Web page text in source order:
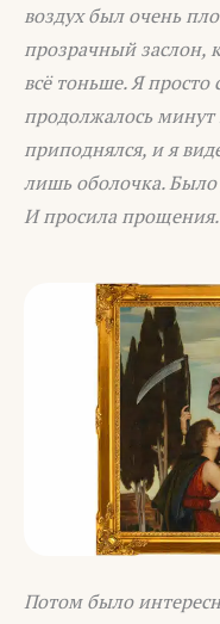
воздух был очень
прозрачный заслон,
всё тоньше. Я
продолжалось
приподнялся, и я
лишь оболочка.
И просила
Потом было